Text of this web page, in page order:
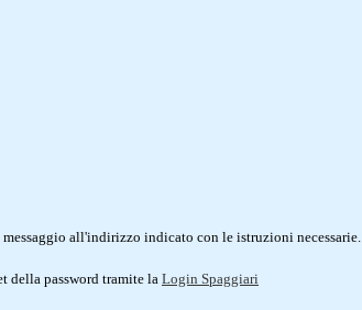
all'indirizzo indicato con le istruzioni necessarie.
della password tramite la Login Spaggiari